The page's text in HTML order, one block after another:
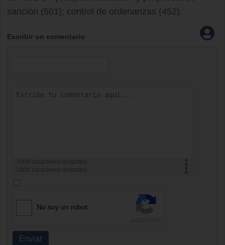
sanción (501); control de ordenanzas (452).
Escribir un comentario
caracteres restantes
caracteres restantes
No soy un robot
Enviar